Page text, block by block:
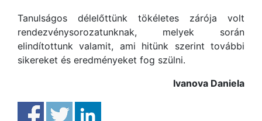
Tanulságos délelőttünk tökéletes zárója volt
rendezvénysorozatunknak, melyek során
elindítottunk valamit, ami hitünk szerint további
sikereket és eredményeket fog szülni.
Ivanova Daniela